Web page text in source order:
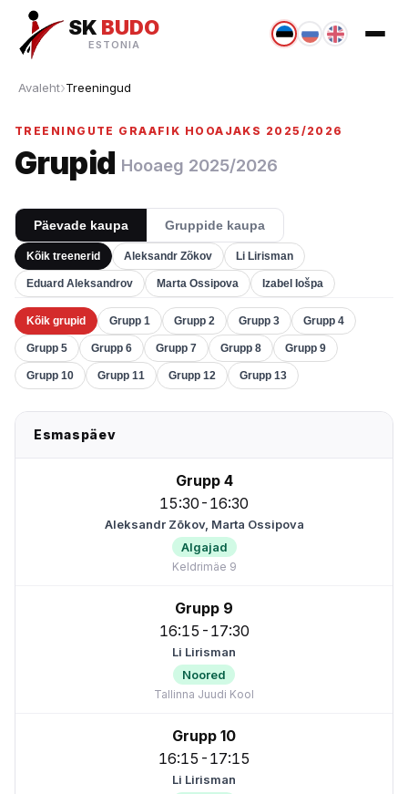
SK BUDO
ESTONIA
Avaleht Treeningud
TREENINGUTE GRAAFIK HOOAJAKS 2025/2026
Grupid Hooaeg 2025/2026
Päevade kaupa Gruppide kaupa
Kõik treenerid Aleksandr Zõkov Li Lirisman
Eduard Aleksandrov Marta Ossipova Izabel Iošpa
Kõik grupid Grupp 1 Grupp 2 Grupp 3 Grupp 4
Grupp 5 Grupp 6 Grupp 7 Grupp 8 Grupp 9
Grupp 10 Grupp 11 Grupp 12 Grupp 13
Esmaspäev
15:30-16:30
Grupp 4
Algajad
Aleksandr Zõkov, Marta Ossipova
Keldrimäe 9
16:15-17:30
Grupp 9
Noored
Li Lirisman
Tallinna Juudi Kool
16:15-17:15
Grupp 10
Li Lirisman